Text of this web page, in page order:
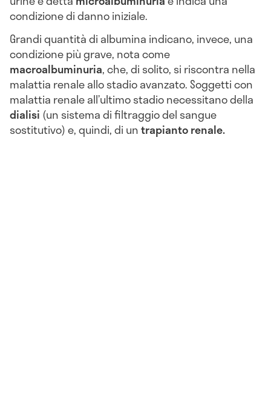
condizione di danno iniziale.
Grandi quantità di albumina indicano, invece, una
condizione più grave, nota come
macroalbuminuria, che, di solito, si riscontra nella
malattia renale allo stadio avanzato. Soggetti con
malattia renale all’ultimo stadio necessitano della
dialisi (un sistema di filtraggio del sangue
sostitutivo) e, quindi, di untrapianto renale.